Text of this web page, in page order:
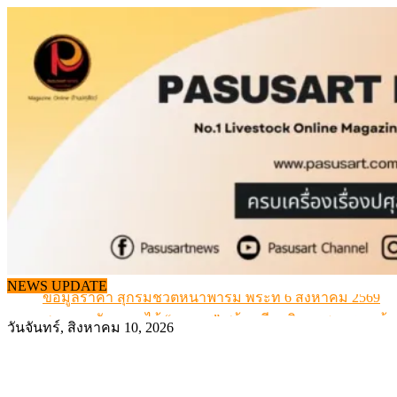
content
NEWS UPDATE
ข้อมูลราคา สุกรมีชีวิตหน้าฟาร์ม พระที่ 6 สิงหาคม 2569
สภาการสัตวบาลได้ “นายกฯ” พร้อมทีมบริหารชุดแรก แล้
วันจันทร์, สิงหาคม 10, 2026